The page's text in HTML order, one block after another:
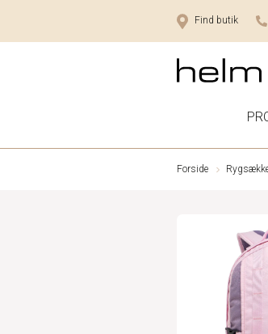
Find butik
Forside